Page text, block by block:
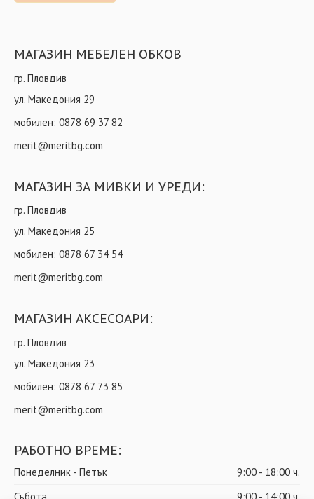
МАГАЗИН МЕБЕЛЕН ОБКОВ
гр. Пловдив
ул. Македония 29
мобилен: 0878 69 37 82
merit@meritbg.com
МАГАЗИН ЗА МИВКИ И УРЕДИ:
гр. Пловдив
ул. Македония 25
мобилен: 0878 67 34 54
merit@meritbg.com
МАГАЗИН АКСЕСОАРИ:
гр. Пловдив
ул. Македония 23
мобилен: 0878 67 73 85
merit@meritbg.com
РАБОТНО ВРЕМЕ:
Понеделник - Петък
9:00 - 18:00 ч.